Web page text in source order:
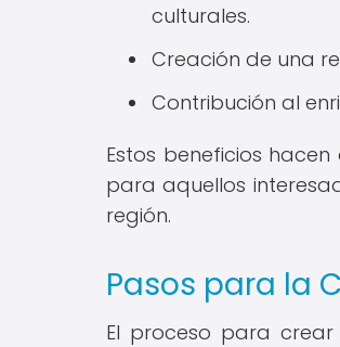
culturales.
Creación de una
Contribución al
Estos beneficios
para aquellos
región.
Pasos para la
El proceso para